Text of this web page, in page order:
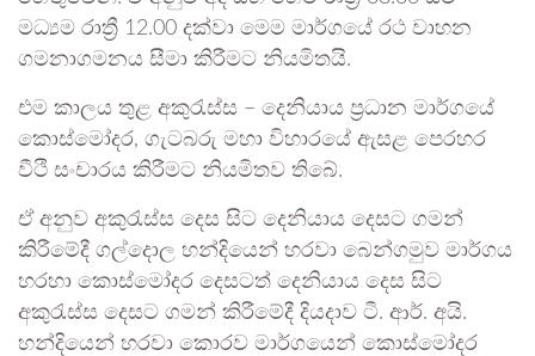
මධ්‍යම රාත්‍රී 12.00 දක්වා මෙම මාර්ගයේ රථ වාහන
ගමනාගමනය සීමා කිරීමට නියමිතයි.
එම කාලය තුළ අකුරැස්ස – දෙනියාය ප්‍රධාන මාර්ගයේ
කොස්මෝදර, ගැටබරු මහා විහාරයේ ඇසළ පෙරහර
වීථි සංචාරය කිරීමට නියමිතව තිබේ.
ඒ අනුව අකුරැස්ස දෙස සිට දෙනියාය දෙසට ගමන්
කිරීමේදී ගල්දොල හන්දියෙන් හරවා බෙන්ගමුව මාර්ගය
හරහා කොස්මෝදර දෙසටත් දෙනියාය දෙස සිට
අකුරැස්ස දෙසට ගමන් කිරීමේදී දියදාව ටී. ආර්. අයි.
හන්දියෙන් හරවා කොරව මාර්ගයෙන් කොස්මෝදර